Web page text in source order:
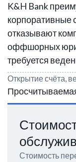
K&H Bank
корпоративные
отказывают
оффшорных
требуется
Открытие счёта,
Стоимость